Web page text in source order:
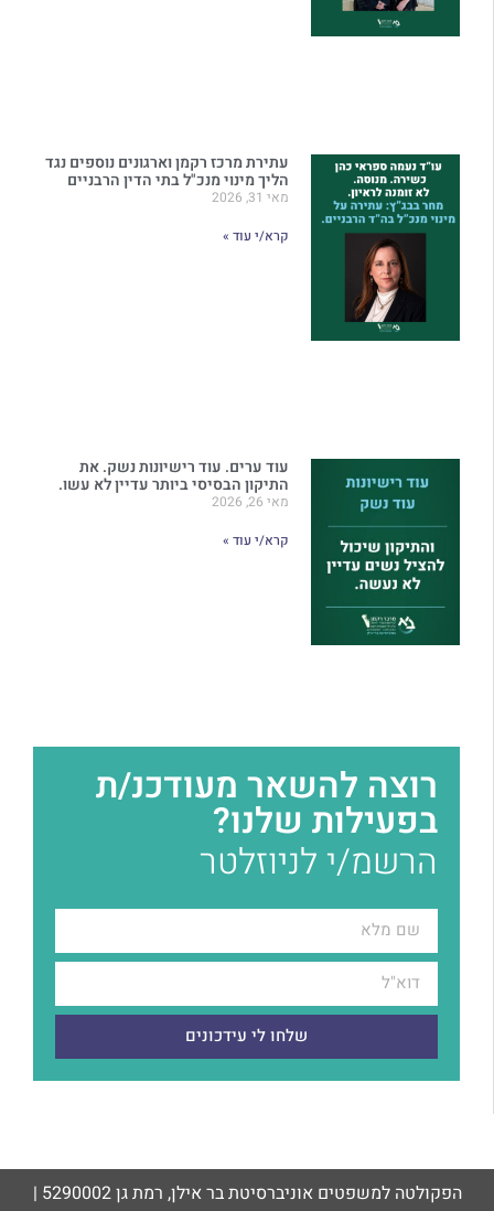
עתירת מרכז רקמן וארגונים נוספים נגד
הליך מינוי מנכ"ל בתי הדין הרבניים
מאי 31, 2026
קרא/י עוד »
עוד ערים. עוד רישיונות נשק. את
התיקון הבסיסי ביותר עדיין לא עשו.
מאי 26, 2026
קרא/י עוד »
רוצה להשאר מעודכנ/ת
בפעילות שלנו?
הרשמ/י לניוזלטר
שלחו לי עידכונים
הפקולטה למשפטים אוניברסיטת בר אילן, רמת גן 5290002 |